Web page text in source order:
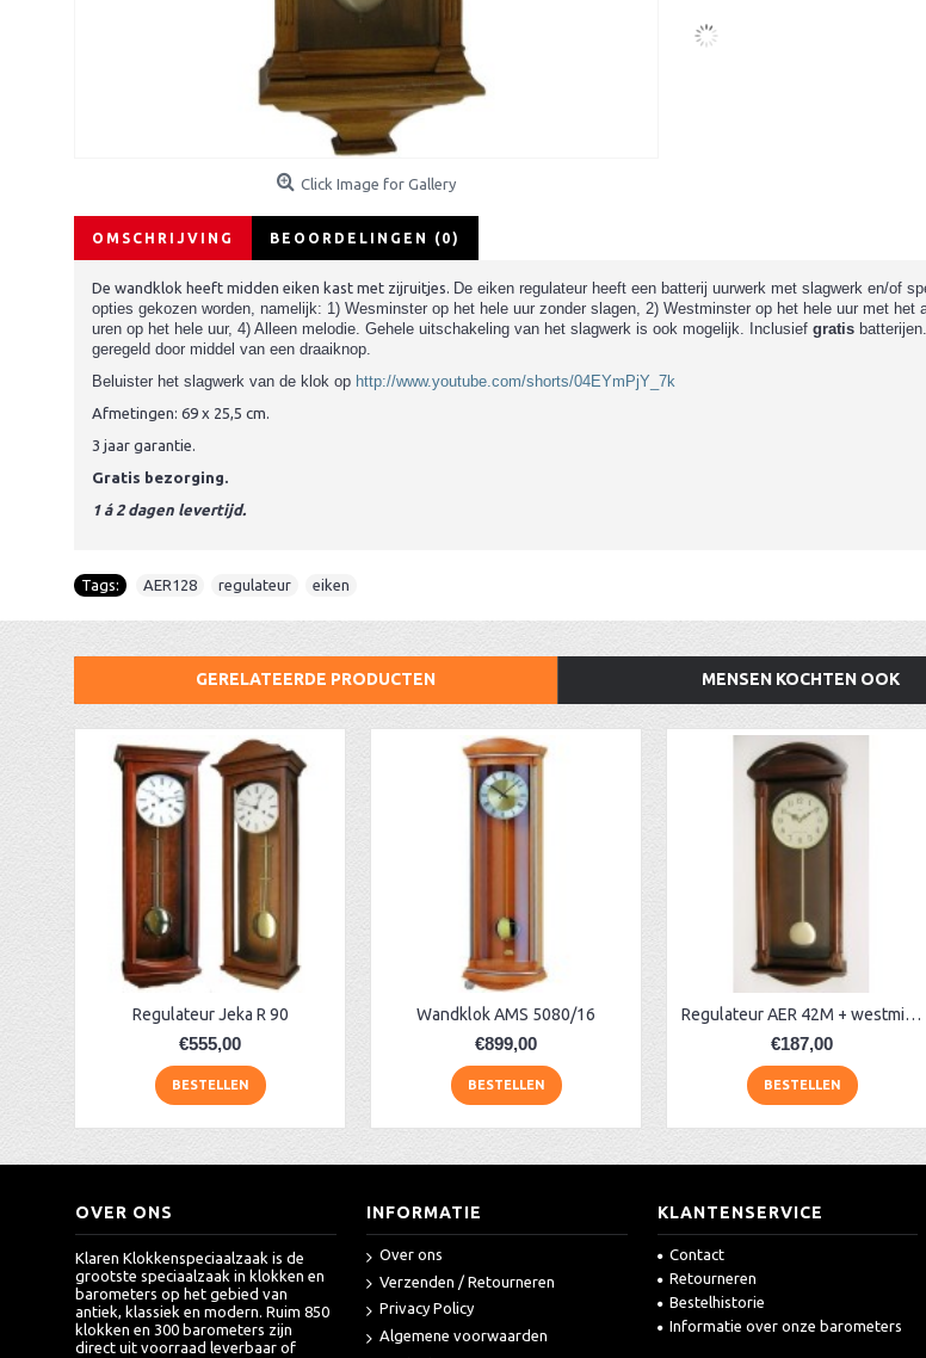
Click Image for Gallery
OMSCHRIJVING BEOORDELINGEN (0)
De wandklok heeft midden eiken kast met zijruitjes. De eiken regulateur heeft een batterij uurwerk met slagwerk en/of
opties gekozen worden, namelijk: 1) Wesminster op het hele uur zonder slagen, 2) Westminster op het hele uur met het
uren op het hele uur, 4) Alleen melodie. Gehele uitschakeling van het slagwerk is ook mogelijk. Inclusief gratis batterijen.
geregeld door middel van een draaiknop.
Beluister het slagwerk van de klok op http://www.youtube.com/shorts/04EYmPjY_7k
Afmetingen: 69 x 25,5 cm.
3 jaar garantie.
Gratis bezorging.
1 á 2 dagen levertijd.
Tags: AER128 regulateur eiken
GERELATEERDE PRODUCTEN MENSEN KOCHTEN OOK
Regulateur Jeka R 90
€555,00
BESTELLEN
Wandklok AMS 5080/16
€899,00
BESTELLEN
Regulateur AER 42M + westminster
€187,00
BESTELLEN
OVER ONS
Klaren Klokkenspeciaalzaak is de
grootste speciaalzaak in klokken en
barometers op het gebied van
antiek, klassiek en modern. Ruim 850
klokken en 300 barometers zijn
direct uit voorraad leverbaar of
INFORMATIE
Over ons
Verzenden / Retourneren
Privacy Policy
Algemene voorwaarden
KLANTENSERVICE
Contact
Retourneren
Bestelhistorie
Informatie over onze barometers